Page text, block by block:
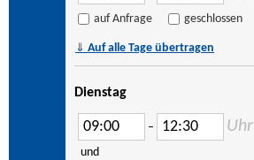
auf Anfrage geschlossen
⇓ Auf alle Tage übertragen
Dienstag
– Uhr
und